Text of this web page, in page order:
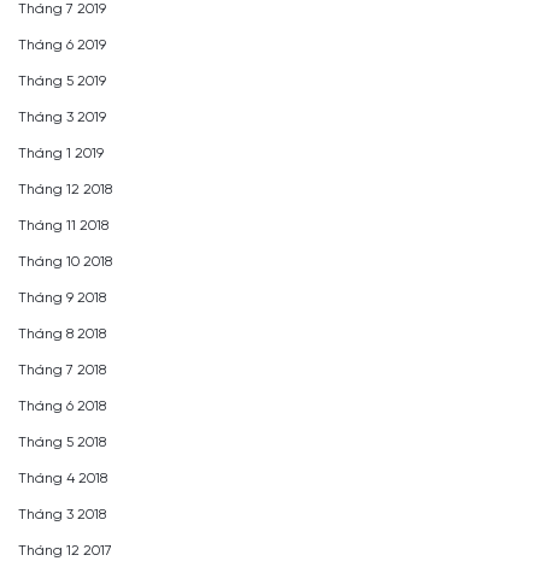
Tháng 7 2019
Tháng 6 2019
Tháng 5 2019
Tháng 3 2019
Tháng 1 2019
Tháng 12 2018
Tháng 11 2018
Tháng 10 2018
Tháng 9 2018
Tháng 8 2018
Tháng 7 2018
Tháng 6 2018
Tháng 5 2018
Tháng 4 2018
Tháng 3 2018
Tháng 12 2017